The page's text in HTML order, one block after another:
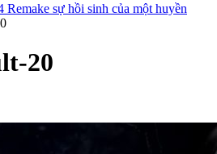
Remake sự hồi sinh của một huyền
20